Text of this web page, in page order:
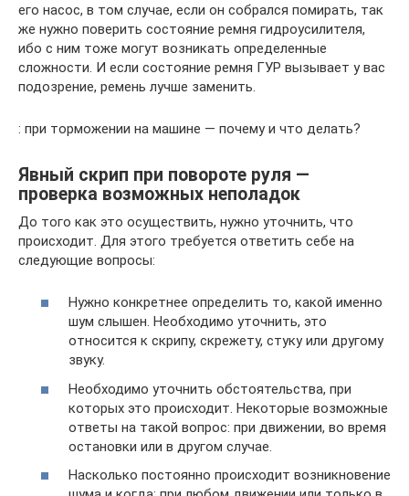
его насос, в том случае, если он собрался помирать, так
же нужно поверить состояние ремня гидроусилителя,
ибо с ним тоже могут возникать определенные
сложности. И если состояние ремня ГУР вызывает у вас
подозрение, ремень лучше заменить.
: при торможении на машине — почему и что делать?
Явный скрип при повороте руля —
проверка возможных неполадок
До того как это осуществить, нужно уточнить, что
происходит. Для этого требуется ответить себе на
следующие вопросы:
Нужно конкретнее определить то, какой именно
шум слышен. Необходимо уточнить, это
относится к скрипу, скрежету, стуку или другому
звуку.
Необходимо уточнить обстоятельства, при
которых это происходит. Некоторые возможные
ответы на такой вопрос: при движении, во время
остановки или в другом случае.
Насколько постоянно происходит возникновение